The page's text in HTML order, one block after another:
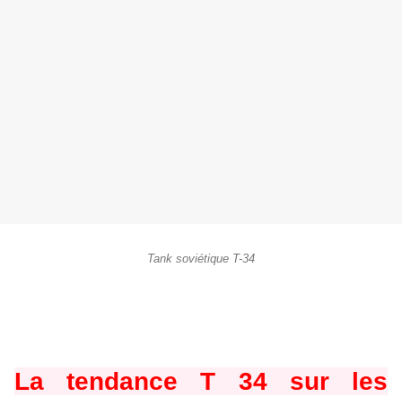
Tank soviétique T-34
La tendance T 34 sur les